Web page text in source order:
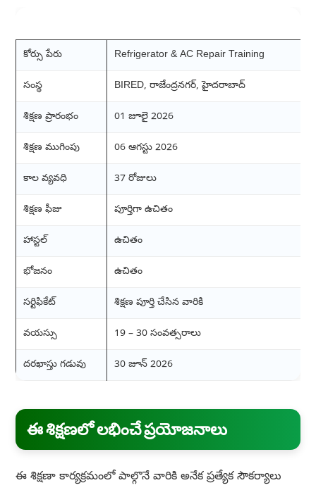
కోర్సు పేరు Refrigerator & AC Repair Training
సంస్థ BIRED, రాజేంద్రనగర్, హైదరాబాద్
శిక్షణ ప్రారంభం 01 జూలై 2026
శిక్షణ ముగింపు 06 ఆగస్టు 2026
కాల వ్యవధి 37 రోజులు
శిక్షణ ఫీజు పూర్తిగా ఉచితం
హాస్టల్ ఉచితం
భోజనం ఉచితం
సర్టిఫికేట్ శిక్షణ పూర్తి చేసిన వారికి
వయస్సు 19 – 30 సంవత్సరాలు
దరఖాస్తు గడువు 30 జూన్ 2026
ఈ శిక్షణలో లభించే ప్రయోజనాలు
ఈ శిక్షణా కార్యక్రమంలో పాల్గొనే వారికి అనేక ప్రత్యేక సౌకర్యాలు